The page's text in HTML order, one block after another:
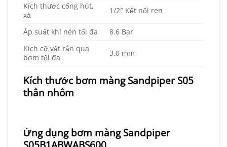
Kích thước cổng hút,
xả
1/2″ Kết nối ren
Áp suất khí nén tối đa
8.6 Bar
Kích cỡ vật rắn qua
bơm tối đa
3.0 mm
Kích thước bơm màng Sandpiper S05
thân nhôm
Ứng dụng bơm màng Sandpiper